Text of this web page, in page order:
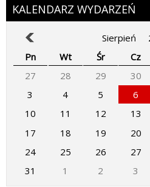
KALENDARZ WYDARZEŃ
Sierpień
Pn
Wt Śr Cz
27
28 29 30
3
4 5 6
10
11 12 13
17
18 19 20
24
25 26 27
31
1 2 3